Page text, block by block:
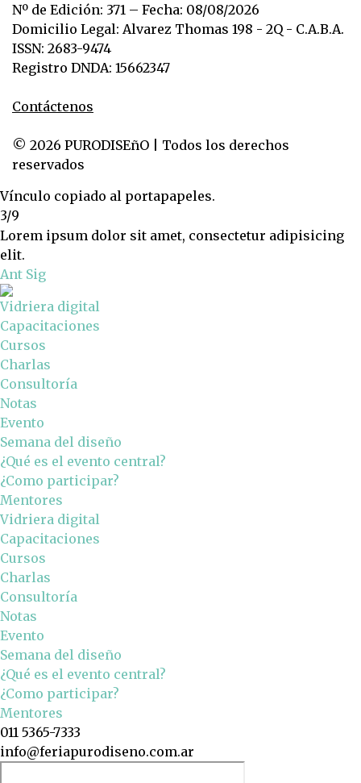
Nº de Edición: 371 – Fecha: 08/08/2026
Domicilio Legal: Alvarez Thomas 198 - 2Q - C.A.B.A.
ISSN: 2683-9474
Registro DNDA: 15662347
Contáctenos
© 2026 PURODISEñO | Todos los derechos
reservados
Vínculo copiado al portapapeles.
3/9
Lorem ipsum dolor sit amet, consectetur adipisicing
elit.
Ant Sig
Vidriera digital
Capacitaciones
Cursos
Charlas
Consultoría
Notas
Evento
Semana del diseño
¿Qué es el evento central?
¿Como participar?
Mentores
Vidriera digital
Capacitaciones
Cursos
Charlas
Consultoría
Notas
Evento
Semana del diseño
¿Qué es el evento central?
¿Como participar?
Mentores
011 5365-7333
info@feriapurodiseno.com.ar